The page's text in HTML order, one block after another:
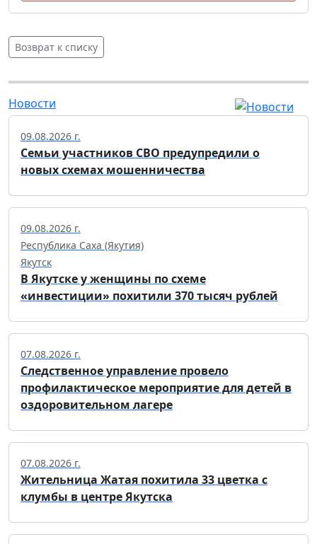
Возврат к списку
Новости
09.08.2026 г.
Семьи участников СВО предупредили о
новых схемах мошенничества
09.08.2026 г.
Республика Саха (Якутия)
Якутск
В Якутске у женщины по схеме
«инвестиции» похитили 370 тысяч рублей
07.08.2026 г.
Следственное управление провело
профилактическое мероприятие для детей в
оздоровительном лагере
07.08.2026 г.
Жительница Жатая похитила 33 цветка с
клумбы в центре Якутска